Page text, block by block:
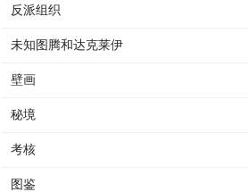
反派组织
未知图腾和达克莱伊
壁画
秘境
考核
图鉴